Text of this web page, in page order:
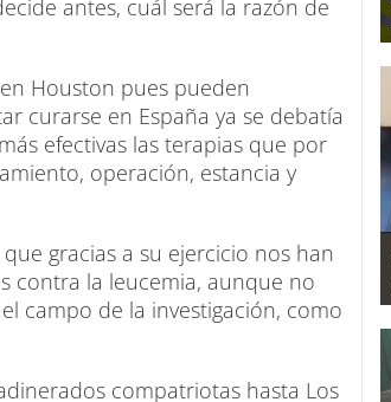
antes, cuál será la razón de
Houston pues pueden
curarse en España ya se debatía
efectivas las terapias que por
operación, estancia y
gracias a su ejercicio nos han
contra la leucemia, aunque no
campo de la investigación, como
compatriotas hasta Los